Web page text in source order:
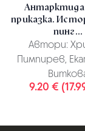
Антарктида
приказка.
пинг...
Автори:
Пимпирев,
9.20 €